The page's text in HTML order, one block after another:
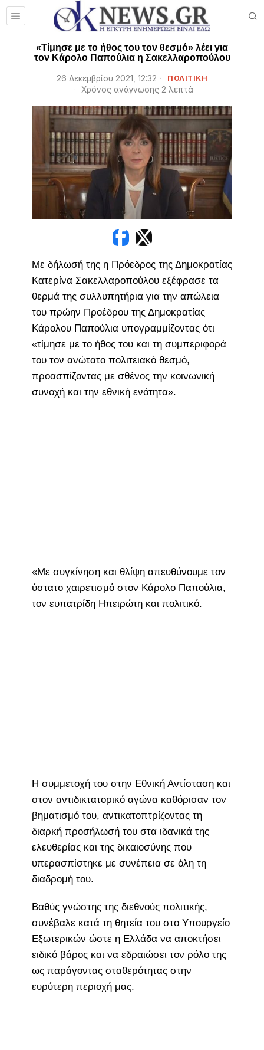
«Τίμησε με το ήθος του τον θεσμό» λέει για
τον Κάρολο Παπούλια η Σακελλαροπούλου
26 Δεκεμβρίου 2021, 12:32 ΠΟΛΙΤΙΚΗ
Χρόνος ανάγνωσης 2 λεπτά
Με δήλωσή της η Πρόεδρος της Δημοκρατίας
Κατερίνα Σακελλαροπούλου εξέφρασε τα
θερμά της συλλυπητήρια για την απώλεια
του πρώην Προέδρου της Δημοκρατίας
Κάρολου Παπούλια υπογραμμίζοντας ότι
«τίμησε με το ήθος του και τη συμπεριφορά
του τον ανώτατο πολιτειακό θεσμό,
προασπίζοντας με σθένος την κοινωνική
συνοχή και την εθνική ενότητα».
«Με συγκίνηση και θλίψη απευθύνουμε τον
ύστατο χαιρετισμό στον Κάρολο Παπούλια,
τον ευπατρίδη Ηπειρώτη και πολιτικό.
Η συμμετοχή του στην Εθνική Αντίσταση και
στον αντιδικτατορικό αγώνα καθόρισαν τον
βηματισμό του, αντικατοπτρίζοντας τη
διαρκή προσήλωσή του στα ιδανικά της
ελευθερίας και της δικαιοσύνης που
υπερασπίστηκε με συνέπεια σε όλη τη
διαδρομή του.
Βαθύς γνώστης της διεθνούς πολιτικής,
συνέβαλε κατά τη θητεία του στο Υπουργείο
Εξωτερικών ώστε η Ελλάδα να αποκτήσει
ειδικό βάρος και να εδραιώσει τον ρόλο της
ως παράγοντας σταθερότητας στην
ευρύτερη περιοχή μας.